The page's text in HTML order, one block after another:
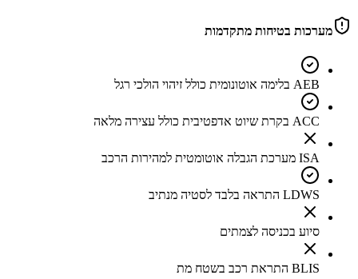
מערכות בטיחות מתקדמות
AEB בלימה אוטונומית כולל זיהוי הולכי רגל
ACC בקרת שיוט אדפטיבית כולל עצירה מלאה
ISA מערכת הגבלה אוטומטית למהירות הרכב
LDWS התראה בלבד לסטיה מנתיב
סיוע בכניסה לצמתים
BLIS התראת רכב בשטח מת